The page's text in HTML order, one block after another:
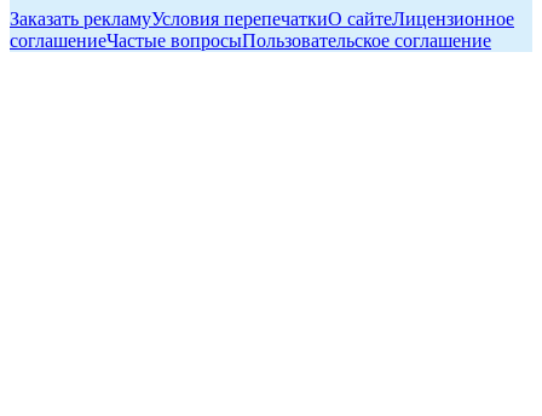
Заказать рекламуУсловия перепечаткиО сайтеЛицензионное
соглашениеЧастые вопросыПользовательское соглашение